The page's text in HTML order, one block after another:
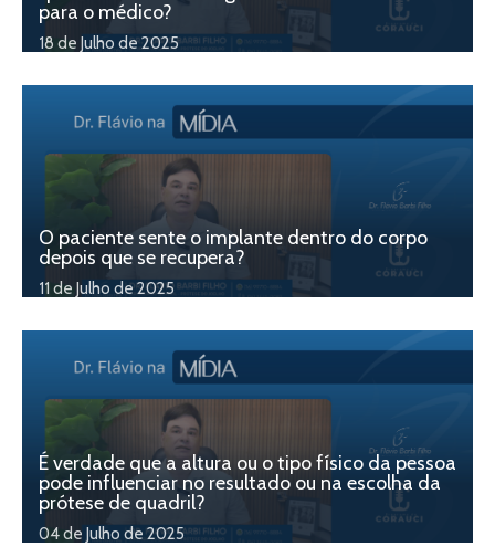
para o médico?
18 de Julho de 2025
O paciente sente o implante dentro do corpo
depois que se recupera?
11 de Julho de 2025
É verdade que a altura ou o tipo físico da pessoa
pode influenciar no resultado ou na escolha da
prótese de quadril?
04 de Julho de 2025